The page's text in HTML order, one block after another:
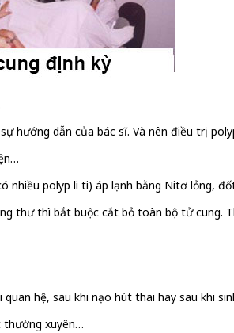
hướng dẫn của bác sĩ. Và nên điều trị
polyp li ti) áp lạnh bằng Nitơ lỏng,
thư thì bắt buộc cắt bỏ toàn bộ tử cung.
hệ, sau khi nạo hút thai hay sau khi
thường xuyên…